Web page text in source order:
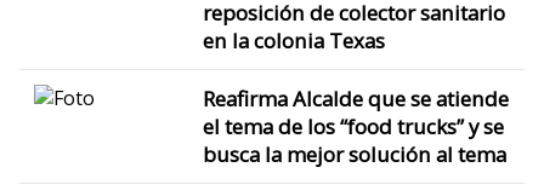
reposición de colector sanitario
en la colonia Texas
Reafirma Alcalde que se atiende
el tema de los “food trucks” y se
busca la mejor solución al tema